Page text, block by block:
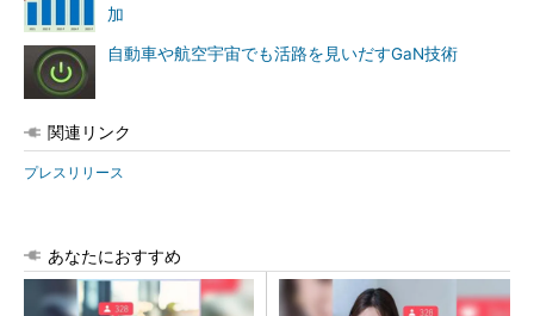
加
自動車や航空宇宙でも活路を見いだすGaN技術
関連リンク
プレスリリース
あなたにおすすめ